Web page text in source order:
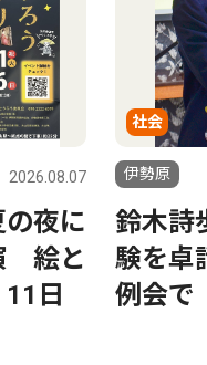
2026.08.07
夜に
絵と
日
社会
伊勢原
鈴木
験を
例会で